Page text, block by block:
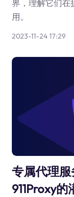
界，理解它们在
用。
2023-11-24 17:29
专属代理
911Proxy的